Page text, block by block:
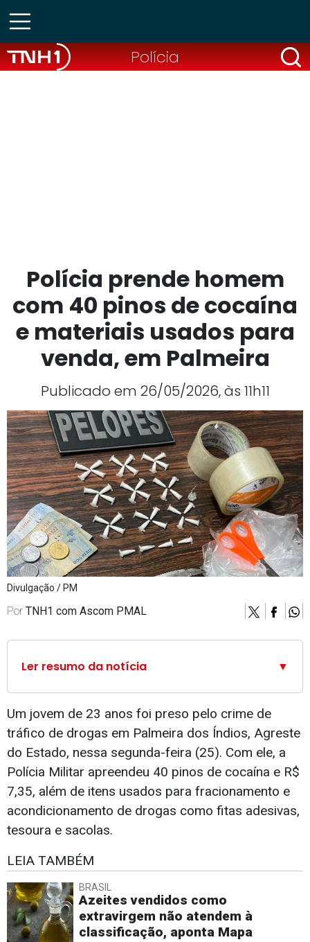
Polícia
Polícia prende homem
com 40 pinos de cocaína
e materiais usados para
venda, em Palmeira
Publicado em 26/05/2026, às 11h11
Divulgação / PM
Por TNH1 com Ascom PMAL
Ler resumo da notícia ▼
Um jovem de 23 anos foi preso pelo crime de
tráfico de drogas em Palmeira dos Índios, Agreste
do Estado, nessa segunda-feira (25). Com ele, a
Polícia Militar apreendeu 40 pinos de cocaína e R$
7,35, além de itens usados para fracionamento e
acondicionamento de drogas como fitas adesivas,
tesoura e sacolas.
LEIA TAMBÉM
BRASIL
Azeites vendidos como
extravirgem não atendem à
classificação, aponta Mapa